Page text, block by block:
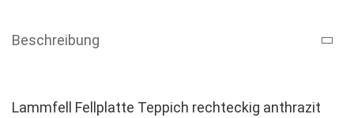
Beschreibung
Lammfell Fellplatte Teppich rechteckig anthrazit